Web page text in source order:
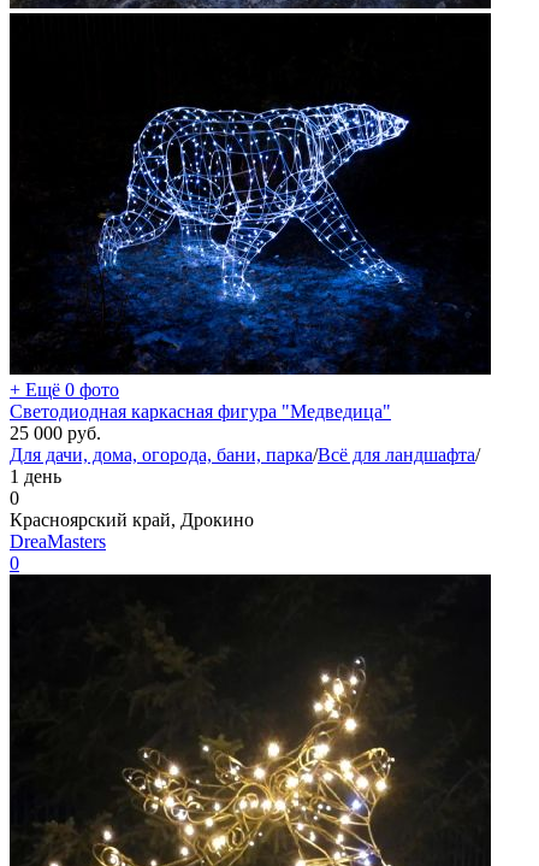
+ Ещё 0 фото
Светодиодная каркасная фигура "Медведица"
25 000 руб.
Для дачи, дома, огорода, бани, парка/Всё для ландшафта/
1 день
0
Красноярский край, Дрокино
DreaMasters
0